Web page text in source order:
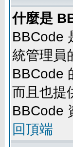
什麼是
BBCode
統管理員
BBCode
而且也提
BBCode
回頂端